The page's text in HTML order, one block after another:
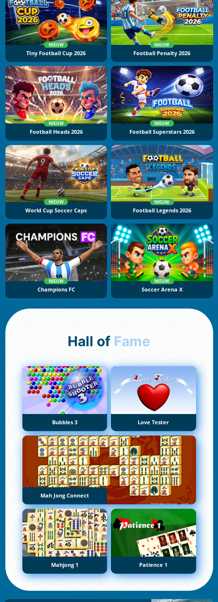
NIEUW
TIny Football Cup 2026
NIEUW
Football Penalty 2026
NIEUW
Football Heads 2026
NIEUW
Football Superstars 2026
NIEUW
World Cup Soccer Caps
NIEUW
Football Legends 2026
NIEUW
Champions FC
NIEUW
Soccer Arena X
Hall of Fame
Bubbles 3 Love Tester
Mah Jong Connect
Mahjong 1 Patience 1